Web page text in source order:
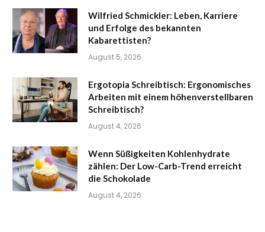
Wilfried Schmickler: Leben, Karriere
und Erfolge des bekannten
Kabarettisten?
August 5, 2026
Ergotopia Schreibtisch: Ergonomisches
Arbeiten mit einem höhenverstellbaren
Schreibtisch?
August 4, 2026
Wenn Süßigkeiten Kohlenhydrate
zählen: Der Low-Carb-Trend erreicht
die Schokolade
August 4, 2026